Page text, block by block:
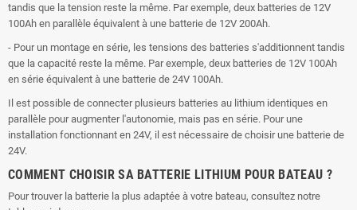
tandis que la tension reste la même. Par exemple, deux batteries de 12V
100Ah en parallèle équivalent à une batterie de 12V 200Ah.
- Pour un montage en série, les tensions des batteries s'additionnent tandis
que la capacité reste la même. Par exemple, deux batteries de 12V 100Ah
en série équivalent à une batterie de 24V 100Ah.
Il est possible de connecter plusieurs batteries au lithium identiques en
parallèle pour augmenter l'autonomie, mais pas en série. Pour une
installation fonctionnant en 24V, il est nécessaire de choisir une batterie de
24V.
COMMENT CHOISIR SA BATTERIE LITHIUM POUR BATEAU ?
Pour trouver la batterie la plus adaptée à votre bateau, consultez notre